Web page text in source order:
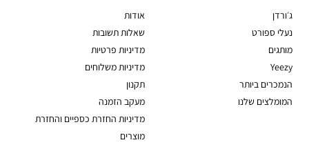
ג׳ורדן
נעלי ספורט
מותגים
Yeezy
הנמכרים ביותר
המומלצים שלנו
אודות
שאלות תשובות
מדיניות פרטיות
מדיניות משלוחים
תקנון
מעקב הזמנה
מדיניות החזרת כספיים והחזרת
מוצרים